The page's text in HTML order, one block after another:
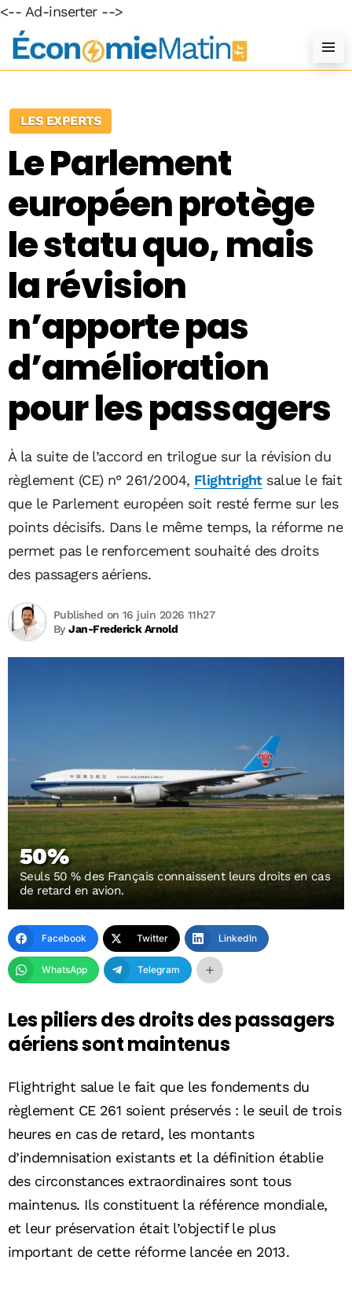
<-- Ad-inserter -->
LES EXPERTS
Le Parlement
européen protège
le statu quo, mais
la révision
n’apporte pas
d’amélioration
pour les passagers
À la suite de l’accord en trilogue sur la révision du
règlement (CE) n° 261/2004, Flightrightsalue le fait
que le Parlement européen soit resté ferme sur les
points décisifs. Dans le même temps, la réforme ne
permet pas le renforcement souhaité des droits
des passagers aériens.
ByJan-Frederick Arnold
Published on 16 juin 2026 11h27
50%
Seuls 50 % des Français connaissent leurs droits en cas
de retard en avion.
Facebook Twitter LinkedIn
WhatsApp Telegram
Les piliers des droits des passagers
aériens sont maintenus
Flightright salue le fait que les fondements du
règlement CE 261 soient préservés : le seuil de trois
heures en cas de retard, les montants
d’indemnisation existants et la définition établie
des circonstances extraordinaires sont tous
maintenus. Ils constituent la référence mondiale,
et leur préservation était l’objectif le plus
important de cette réforme lancée en 2013.